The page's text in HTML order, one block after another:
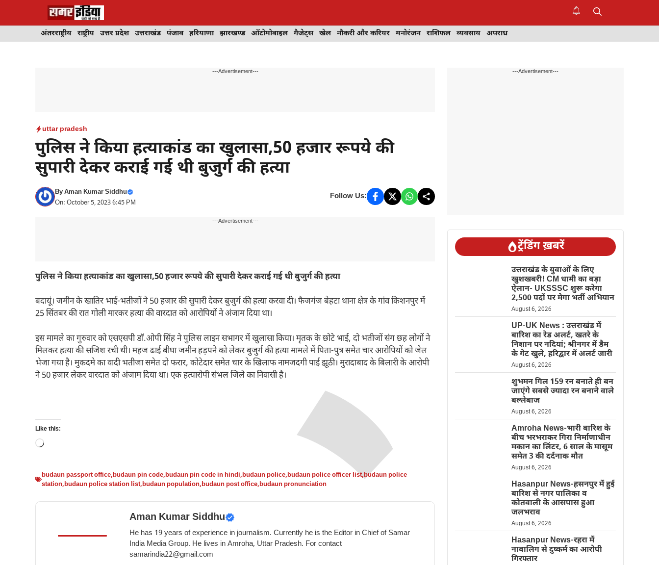
अंतरराष्ट्रीय राष्ट्रीय उत्तर प्रदेश उत्तराखंड पंजाब हरियाणा झारखण्ड ऑटोमोबाइल गैजेट्स खेल नौकरी और करियर मनोरंजन राशिफल व्यवसाय अपराध
---Advertisement---
uttar pradesh
पुलिस ने किया हत्याकांड का खुलासा,50 हजार रूपये की
सुपारी देकर कराई गई थी बुजुर्ग की हत्या
ByAman Kumar Siddhu
On: October 5, 2023 6:45 PM
Follow Us:
---Advertisement---
पुलिस ने किया हत्याकांड का खुलासा,50 हजार रूपये की सुपारी देकर कराई गई थी बुजुर्ग की हत्या
बदायूं। जमीन के खातिर भाई-भतीजों ने 50 हजार की सुपारी देकर बुजुर्ग की हत्या करवा दी। फैजगंज बेहटा थाना क्षेत्र के गांव किशनपुर में
25 सिंतबर की रात गोली मारकर हत्या की वारदात को आरोपियों ने अंजाम दिया था।
इस मामले का गुरुवार को एसएसपी डॉ.ओपी सिंह ने पुलिस लाइन सभागर में खुलासा किया। मृतक के छोटे भाई, दो भतीजों संग छह लोगों ने
मिलकर हत्या की सजिश रची थी। महज ढाई बीघा जमीन हड़पने को लेकर बुजुर्ग की हत्या मामले में पिता-पुत्र समेत चार आरोपियों को जेल
भेजा गया है। मुकदमे का वादी भतीजा समेत दो फरार, कोटेदार समेत चार के खिलाफ नामजदगी पाई झूठी। मुरादाबाद के बिलारी के आरोपी
ने 50 हजार लेकर वारदात को अंजाम दिया था। एक हत्यारोपी संभल जिले का निवासी है।
Like this:
Loading…
budaun passport office,budaun pin code,budaun pin code in hindi,budaun police,budaun police officer list,budaun police
station,budaun police station list,budaun population,budaun post office,budaun pronunciation
Aman Kumar Siddhu
He has 19 years of experience in journalism. Currently he is the Editor in Chief of Samar
India Media Group. He lives in Amroha, Uttar Pradesh. For contact
samarindia22@gmail.com
---Advertisement---
ट्रेंडिंग ख़बरें
उत्तराखंड के युवाओं के लिए
खुशखबरी! CM धामी का बड़ा
ऐलान- UKSSSC शुरू करेगा
2,500 पदों पर मेगा भर्ती अभियान
August 6, 2026
UP-UK News : उत्तराखंड में
बारिश का रेड अलर्ट, खतरे के
निशान पर नदियां; श्रीनगर में डैम
के गेट खुले, हरिद्वार में अलर्ट जारी
August 6, 2026
शुभमन गिल 159 रन बनाते ही बन
जाएंगे सबसे ज्यादा रन बनाने वाले
बल्लेबाज
August 6, 2026
Amroha News-भारी बारिश के
बीच भरभराकर गिरा निर्माणाधीन
मकान का लिंटर, 6 साल के मासूम
समेत 3 की दर्दनाक मौत
August 6, 2026
Hasanpur News-हसनपुर में हुई
बारिश से नगर पालिका व
कोतवाली के आसपास हुआ
जलभराव
August 6, 2026
Hasanpur News-रहरा में
नाबालिग से दुष्कर्म का आरोपी
गिरफ्तार